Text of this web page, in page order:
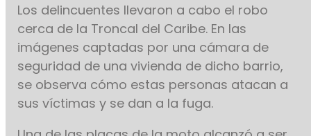
Los delincuentes llevaron a cabo el robo
cerca de la Troncal del Caribe. En las
imágenes captadas por una cámara de
seguridad de una vivienda de dicho barrio,
se observa cómo estas personas atacan a
sus víctimas y se dan a la fuga.